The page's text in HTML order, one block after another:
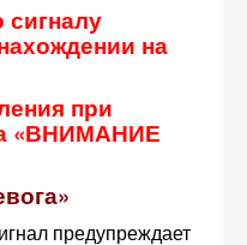
сигналу
на
при
«ВНИМАНИЕ
предупреждает